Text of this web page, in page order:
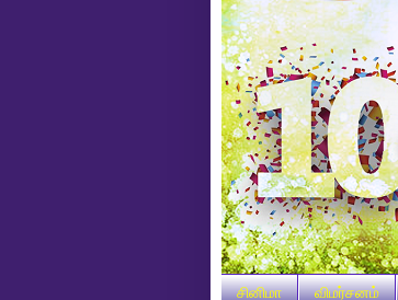
சினிமா விமர்சனம்